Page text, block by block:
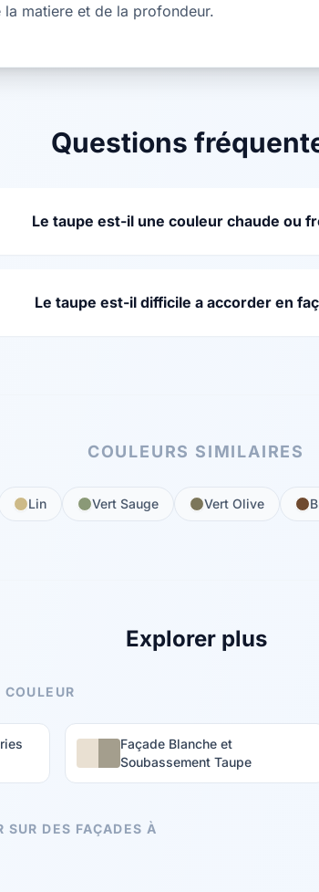
matiere et de la profondeur.
Questions
Le taupe est-il une couleur chaude ou
Le taupe est-il difficile a accorder en
COULEURS SIMILAIRES
Lin Vert Sauge Vert Olive
Explorer plus
Façade Blanche et
Soubassement Taupe
SUR DES FAÇADES À